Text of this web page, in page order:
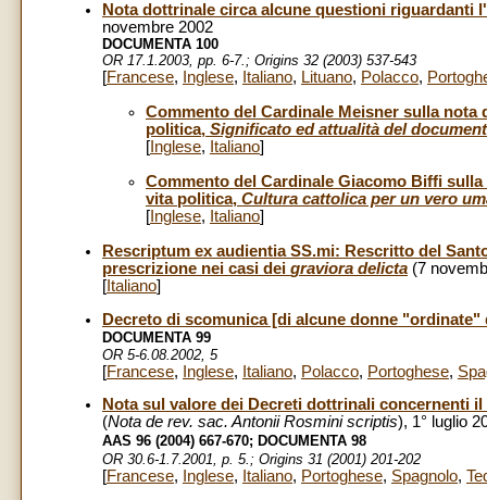
Nota dottrinale circa alcune questioni riguardanti
novembre 2002
DOCUMENTA 100
OR 17.1.2003, pp. 6-7.; Origins 32 (2003) 537-543
[Francese, Inglese, Italiano, Lituano, Polacco,
Commento del Cardinale Meisner sulla nota
politica, Significato ed attualità del
[ Inglese, Italiano]
Commento del Cardinale Giacomo Biffi
vita politica, Cultura cattolica per un vero
[ Inglese, Italiano]
Rescriptum ex audientia SS.mi: Rescritto del
prescrizione nei casi dei graviora delicta (7
[ Italiano]
Decreto di scomunica [di alcune donne
DOCUMENTA 99
OR 5-6.08.2002, 5
[Francese, Inglese, Italiano, Polacco, Portoghese,
Nota sul valore dei Decreti dottrinali concernenti
(Nota de rev. sac. Antonii Rosmini scriptis), 1° luglio
AAS 96 (2004) 667-670; DOCUMENTA 98
OR 30.6-1.7.2001, p. 5.; Origins 31 (2001) 201-202
[Francese, Inglese, Italiano, Portoghese, Spagnolo,